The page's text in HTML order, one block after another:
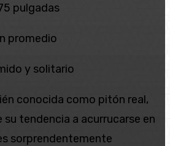
pulgadas
promedio
y solitario
conocida como pitón real,
su tendencia a acurrucarse en
sorprendentemente